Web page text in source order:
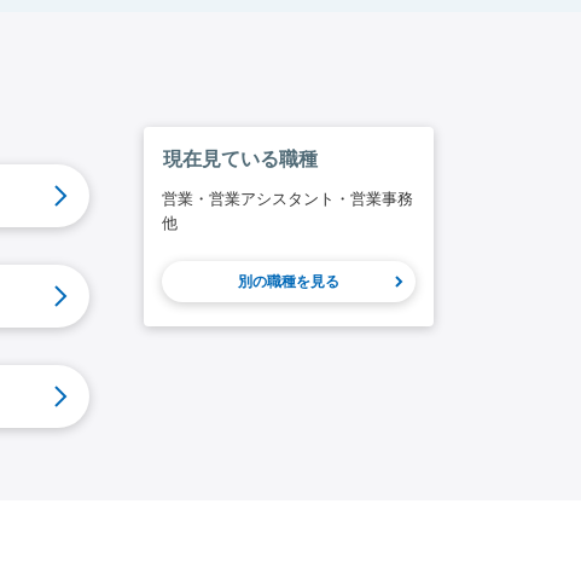
現在見ている職種
営業・営業アシスタント・営業事務
他
別の職種を見る